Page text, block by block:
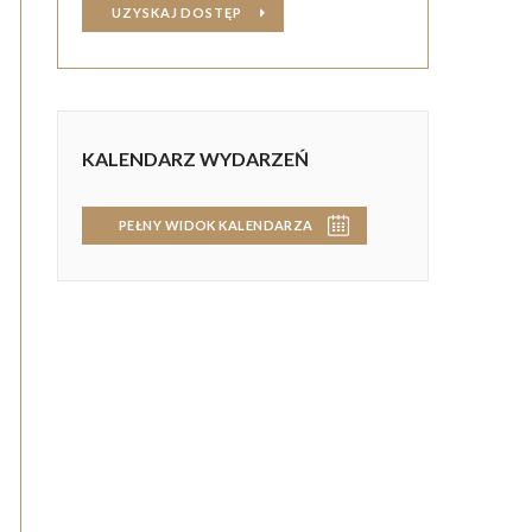
UZYSKAJ DOSTĘP
KALENDARZ WYDARZEŃ
PEŁNY WIDOK KALENDARZA